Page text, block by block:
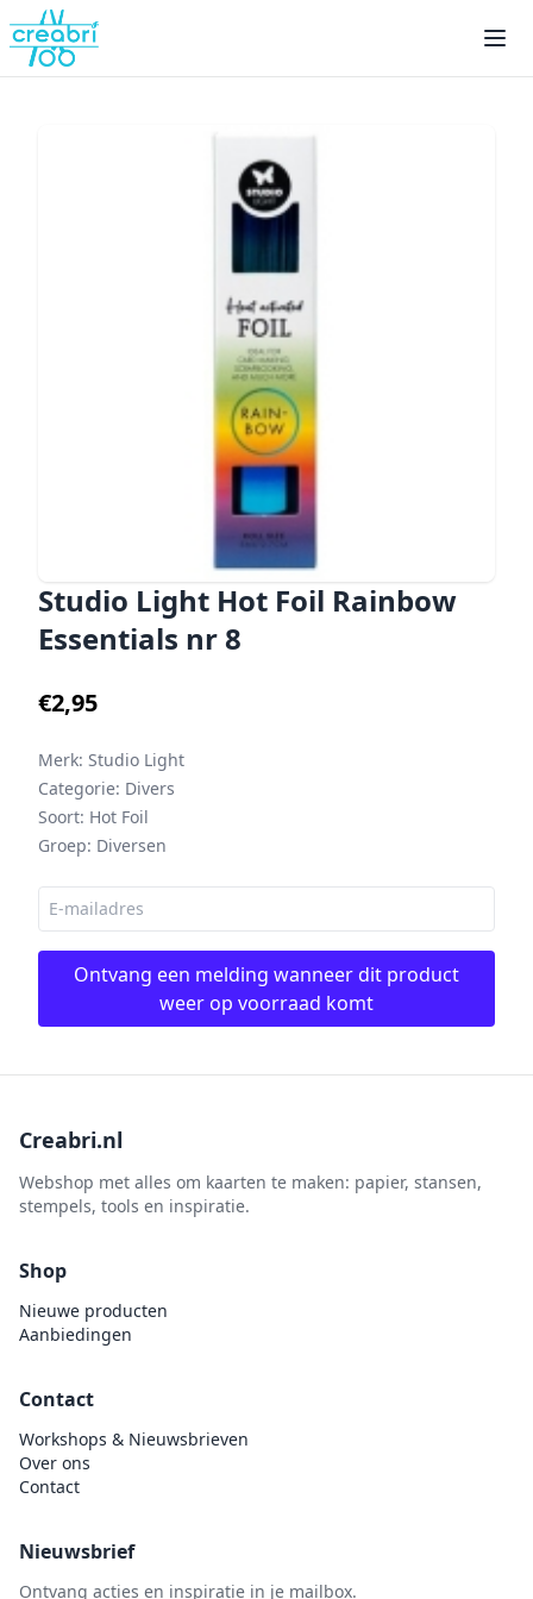
Studio Light Hot Foil Rainbow
Essentials nr 8
€2,95
Merk: Studio Light
Categorie: Divers
Soort: Hot Foil
Groep: Diversen
Ontvang een melding wanneer dit product
weer op voorraad komt
Creabri.nl
Webshop met alles om kaarten te maken: papier, stansen,
stempels, tools en inspiratie.
Shop
Nieuwe producten
Aanbiedingen
Contact
Workshops & Nieuwsbrieven
Over ons
Contact
Nieuwsbrief
Ontvang acties en inspiratie in je mailbox.